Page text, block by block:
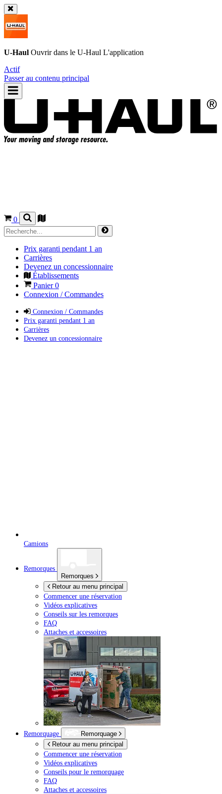
U-Haul Ouvrir dans le U-Haul L'application
Actif
Passer au contenu principal
0
Prix garanti pendant 1 an
Carrières
Devenez un concessionnaire
Établissements
Panier0
Connexion / Commandes
Connexion / Commandes
Prix garanti pendant 1 an
Carrières
Devenez un concessionnaire
Camions
Remorques
Remorques
Retour au menu principal
Commencer une réservation
Vidéos explicatives
Conseils sur les remorques
FAQ
Attaches et accessoires
Remorquage
Remorquage
Retour au menu principal
Commencer une réservation
Vidéos explicatives
Conseils pour le remorquage
FAQ
Attaches et accessoires